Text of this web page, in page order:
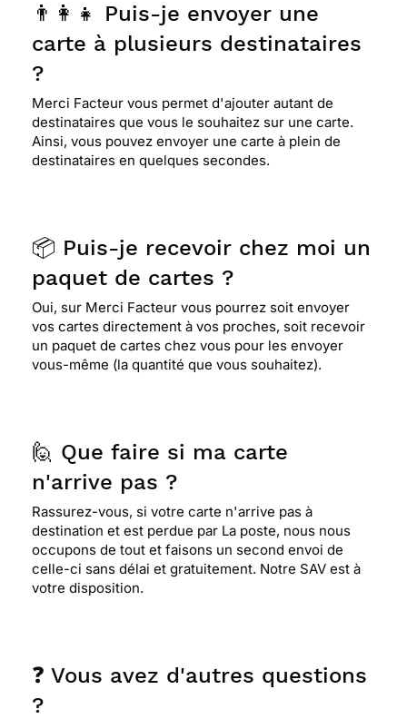
👨‍👩‍👧 Puis-je envoyer une
carte à plusieurs destinataires
?
Merci Facteur vous permet d'ajouter autant de
destinataires que vous le souhaitez sur une carte.
Ainsi, vous pouvez envoyer une carte à plein de
destinataires en quelques secondes.
📦 Puis-je recevoir chez moi un
paquet de cartes ?
Oui, sur Merci Facteur vous pourrez soit envoyer
vos cartes directement à vos proches, soit recevoir
un paquet de cartes chez vous pour les envoyer
vous-même (la quantité que vous souhaitez).
🙋 Que faire si ma carte
n'arrive pas ?
Rassurez-vous, si votre carte n'arrive pas à
destination et est perdue par La poste, nous nous
occupons de tout et faisons un second envoi de
celle-ci sans délai et gratuitement. Notre SAV est à
votre disposition.
❓ Vous avez d'autres questions
?